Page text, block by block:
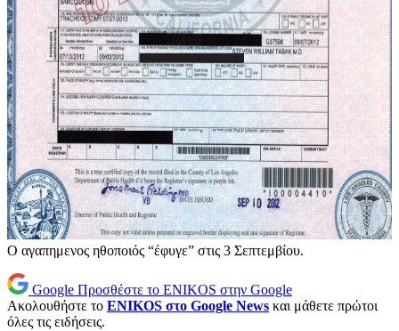
O αγαπημενος ηθοποιός “έφυγε” στις 3 Σεπτεμβίου.
Google Προσθέστε το ENIKOS στην Google
Ακολουθήστε το ENIKOS στο Google News και μάθετε πρώτοι
όλες τις ειδήσεις.